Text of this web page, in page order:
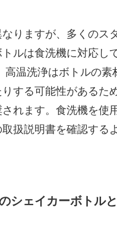
りますが、多くのス
ルは食洗機に対応し
高温洗浄はボトルの素
りする可能性があるた
れます。食洗機を使
扱説明書を確認する
シェイカーボトル